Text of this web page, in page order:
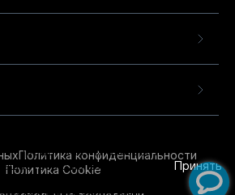
Политика конфиденциальности
Политика Cookie
Продолжая использовать
с использованием
Принять